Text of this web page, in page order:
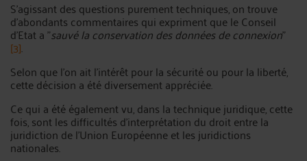
S'agissant des questions purement techniques, on trouve
d'abondants commentaires qui expriment que le Conseil
d'Etat a "sauvé la conservation des données de connexion"
[3].
Selon que l'on ait l'intérêt pour la sécurité ou pour la liberté,
cette décision a été diversement appréciée.
Ce qui a été également vu, dans la technique juridique, cette
fois, sont les difficultés d'interprétation du droit entre la
juridiction de l'Union Européenne et les juridictions
nationales.